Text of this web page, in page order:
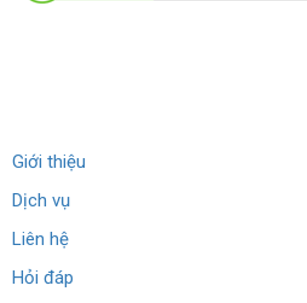
Giới thiệu
Dịch vụ
Liên hệ
Hỏi đáp